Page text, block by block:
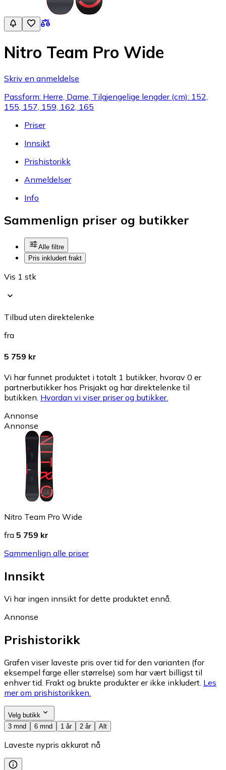
Nitro Team Pro Wide
Skriv en anmeldelse
Passform: Herre, Dame, Tilgjengelige lengder (cm): 152,
155, 157, 159, 162, 165
Priser
Innsikt
Prishistorikk
Anmeldelser
Info
Sammenlign priser og butikker
Alle filtre
Pris inkludert frakt
Vis 1 stk
Tilbud uten direktelenke
fra
5 759 kr
Vi har funnet produktet i totalt 1 butikker, hvorav 0 er
partnerbutikker hos Prisjakt og har direktelenke til
butikken. Hvordan vi viser priser og butikker.
Annonse
Annonse
Nitro Team Pro Wide
fra 5 759 kr
Sammenlign alle priser
Innsikt
Vi har ingen innsikt for dette produktet ennå.
Annonse
Prishistorikk
Grafen viser laveste pris over tid for den varianten (for
eksempel farge eller størrelse) som har vært billigst til
enhver tid. Frakt og brukte produkter er ikke inkludert. Les
mer om prishistorikken.
Velg butikk
3 mnd
6 mnd 1 år 2 år Alt
Laveste nypris akkurat nå